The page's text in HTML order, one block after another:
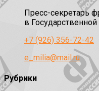
Пресс-секретарь
в
+7 (926) 356-72-42
e_milia@mail.ru
Рубрики